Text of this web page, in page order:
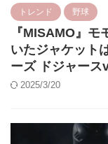
トレンド 野球
『MISAMO』
いたジャケット
ーズ ドジャース
2025/3/20